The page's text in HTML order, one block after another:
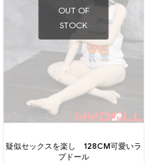
OUT OF
STOCK
疑似セックスを楽し 128CM可愛いラ
ブドール